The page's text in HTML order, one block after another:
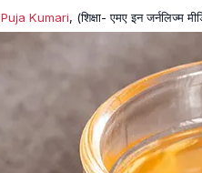
Puja Kumari, (शिक्षा- एमए इन जर्नलिज्म